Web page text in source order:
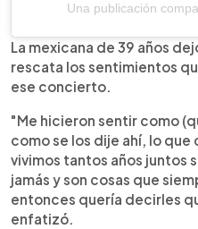
Una publicación
La mexicana de 39 años
rescata los sentimientos
ese concierto.
"Me hicieron sentir como
como se los dije ahí, lo
vivimos tantos años juntos
jamás y son cosas que
entonces quería decirles
enfatizó.